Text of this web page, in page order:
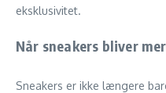
eksklusivitet.
Når sneakers bliver
Sneakers er ikke længere